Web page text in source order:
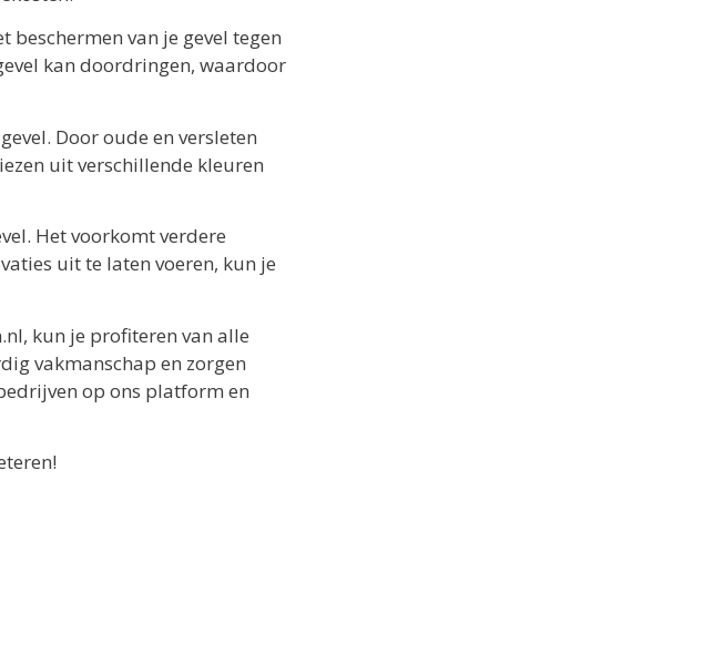
van je gevel tegen
kan doordringen, waardoor
Door oude en versleten
uit verschillende kleuren
Het voorkomt verdere
uit te laten voeren, kun je
kun je profiteren van alle
vakmanschap en zorgen
op ons platform en